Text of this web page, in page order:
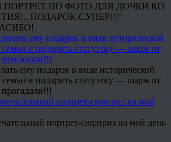
ПОРТРЕТ ПО ФОТО ДЛЯ ДОЧКИ КО
ПОДАРОК-СУПЕР!!!!
ему подарок в виде исторической
и подарить статуэтку — шарж от
портрет-сюрприз на мой день